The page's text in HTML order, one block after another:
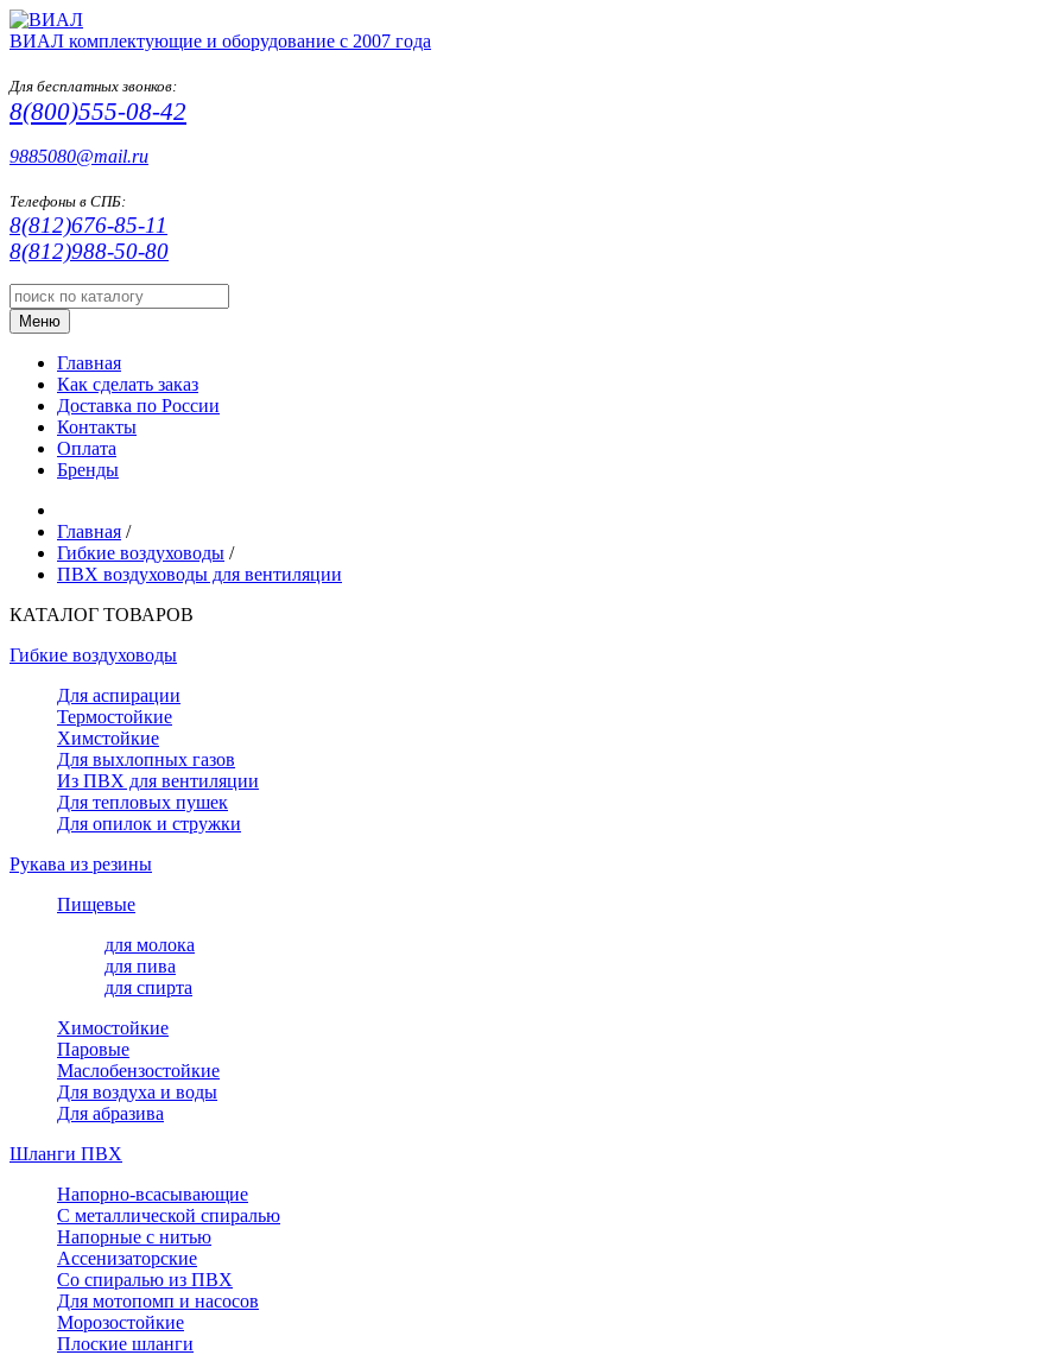
ВИАЛ комплектующие и оборудование с 2007 года
Для бесплатных звонков:
8(800)555-08-42
9885080@mail.ru
Телефоны в СПБ:
8(812)676-85-11
8(812)988-50-80
Меню
Главная
Как сделать заказ
Доставка по России
Контакты
Оплата
Бренды
Главная /
Гибкие воздуховоды /
ПВХ воздуховоды для вентиляции
КАТАЛОГ ТОВАРОВ
Гибкие воздуховоды
Для аспирации
Термостойкие
Химстойкие
Для выхлопных газов
Из ПВХ для вентиляции
Для тепловых пушек
Для опилок и стружки
Рукава из резины
Пищевые
для молока
для пива
для спирта
Химостойкие
Паровые
Маслобензостойкие
Для воздуха и воды
Для абразива
Шланги ПВХ
Напорно-всасывающие
С металлической спиралью
Напорные с нитью
Ассенизаторские
Со спиралью из ПВХ
Для мотопомп и насосов
Морозостойкие
Плоские шланги